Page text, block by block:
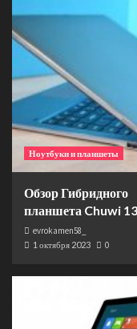
Ноутбуки и планшеты
Обзор Гибридного
планшета Chuwi 13
evrokamen58_
1 октября 2023 0